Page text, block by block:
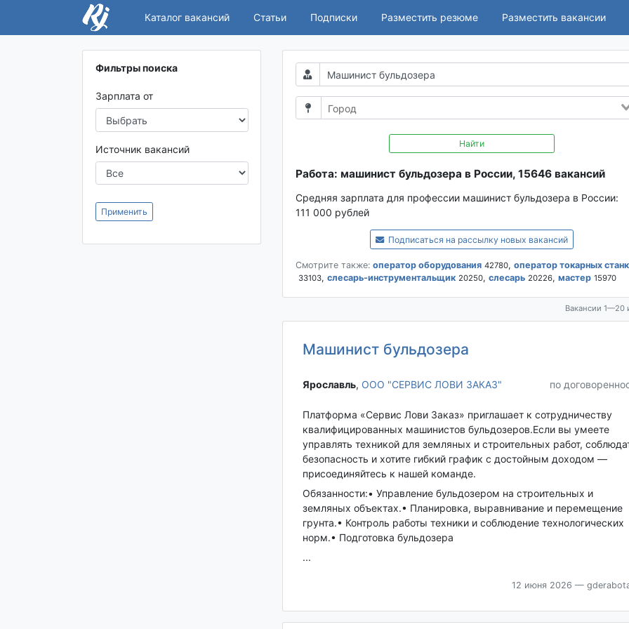
Каталог вакансий Статьи Подписки Разместить резюме Разместить вакансии
Фильтры поиска
Зарплата от
Источник вакансий
Применить
Найти
Работа: машинист бульдозера в России, 15646 вакансий
Средняя зарплата для профессии машинист бульдозера в России:
111 000 рублей
Подписаться на рассылку новых вакансий
Смотрите также: оператор оборудования 42780, оператор токарных
33103, слесарь-инструментальщик 20250, слесарь 20226, мастер 15970
Вакансии 1—20
Машинист бульдозера
Ярославль‎, ООО "СЕРВИС ЛОВИ ЗАКАЗ" по
Платформа «Сервис Лови Заказ» приглашает к сотрудничеству
квалифицированных машинистов бульдозеров.Если вы умеете
управлять техникой для земляных и строительных работ,
безопасность и хотите гибкий график с достойным доходом —
присоединяйтесь к нашей команде.
Обязанности:• Управление бульдозером на строительных и
земляных объектах.• Планировка, выравнивание и перемещение
грунта.• Контроль работы техники и соблюдение технологических
норм.• Подготовка бульдозера
...
12 июня 2026 —